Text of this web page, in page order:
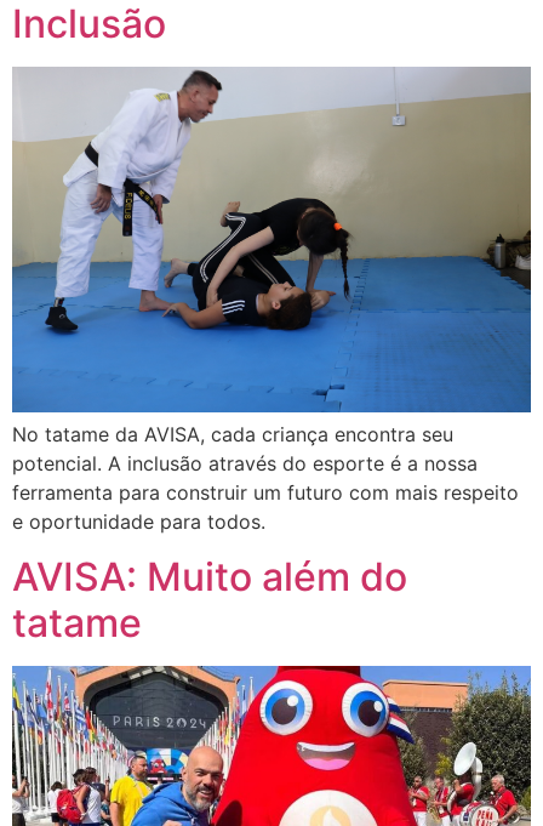
Inclusão
No tatame da AVISA, cada criança encontra seu
potencial. A inclusão através do esporte é a nossa
ferramenta para construir um futuro com mais respeito
e oportunidade para todos.
AVISA: Muito além do
tatame